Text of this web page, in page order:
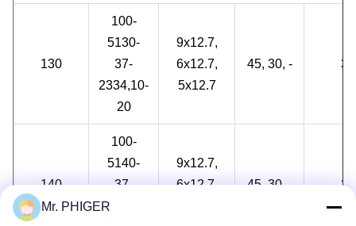
130
100-
5130-
37-
2334,10-
20
9x12.7,
6x12.7,
5x12.7
45, 30, - 3
140
100-
5140-
37-
2334,10-
9x12.7,
6x12.7,
45, 30, - 3
Mr. PHIGER